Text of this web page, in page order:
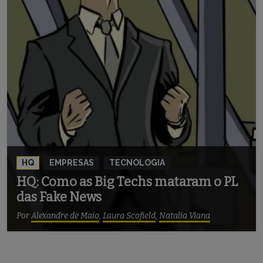
HQ EMPRESAS TECNOLOGIA
HQ: Como as Big Techs mataram o PL
das Fake News
PorAlexandre de Maio, Laura Scofield, Natalia Viana